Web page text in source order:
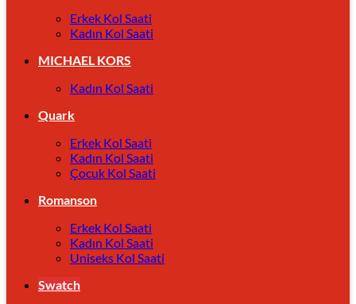
Erkek Kol Saati
Kadın Kol Saati
MICHAEL KORS
Kadın Kol Saati
Quark
Erkek Kol Saati
Kadın Kol Saati
Çocuk Kol Saati
Romanson
Erkek Kol Saati
Kadın Kol Saati
Uniseks Kol Saati
Swatch